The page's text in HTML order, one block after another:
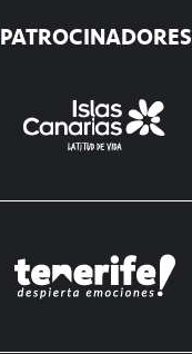
PATROCINADORES